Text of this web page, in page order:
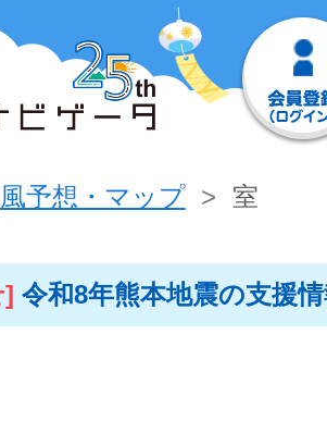
風予想・マップ 室
] 令和8年熊本地震の支援